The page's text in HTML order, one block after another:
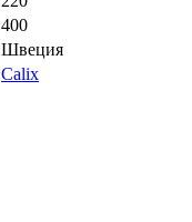
400
Швеция
Calix